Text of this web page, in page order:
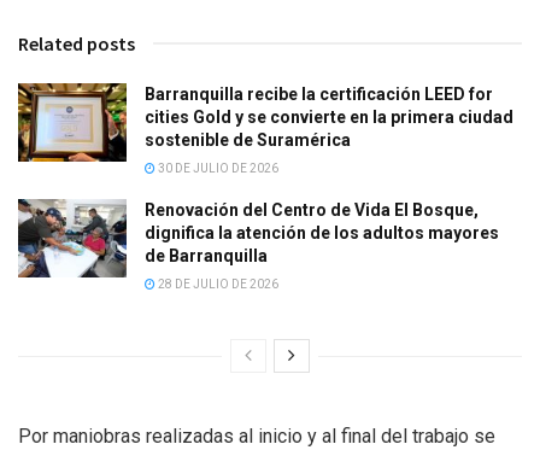
Related posts
Barranquilla recibe la certificación LEED for
cities Gold y se convierte en la primera ciudad
sostenible de Suramérica
30 DE JULIO DE 2026
Renovación del Centro de Vida El Bosque,
dignifica la atención de los adultos mayores
de Barranquilla
28 DE JULIO DE 2026
Por maniobras realizadas al inicio y al final del trabajo se